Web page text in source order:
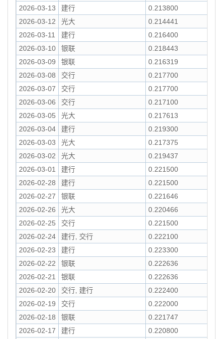
2026-03-13
建行
0.213800
2026-03-12
光大
0.214441
2026-03-11
建行
0.216400
2026-03-10
银联
0.218443
2026-03-09
银联
0.216319
2026-03-08
交行
0.217700
2026-03-07
交行
0.217700
2026-03-06
交行
0.217100
2026-03-05
光大
0.217613
2026-03-04
建行
0.219300
2026-03-03
光大
0.217375
2026-03-02
光大
0.219437
2026-03-01
建行
0.221500
2026-02-28
建行
0.221500
2026-02-27
银联
0.221646
2026-02-26
光大
0.220466
2026-02-25
交行
0.221500
2026-02-24
建行, 交行
0.222100
2026-02-23
建行
0.223300
2026-02-22
银联
0.222636
2026-02-21
银联
0.222636
2026-02-20
交行, 建行
0.222400
2026-02-19
交行
0.222000
2026-02-18
银联
0.221747
2026-02-17
建行
0.220800